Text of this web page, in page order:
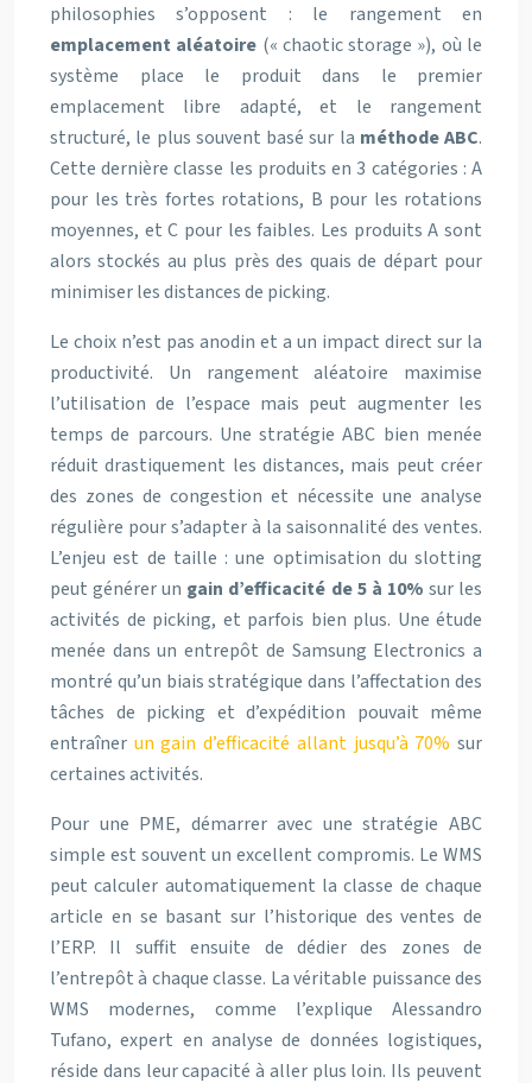
philosophies s’opposent : le rangement en
emplacement aléatoire (« chaotic storage »), où le
système place le produit dans le premier
emplacement libre adapté, et le rangement
structuré, le plus souvent basé sur la méthode ABC.
Cette dernière classe les produits en 3 catégories : A
pour les très fortes rotations, B pour les rotations
moyennes, et C pour les faibles. Les produits A sont
alors stockés au plus près des quais de départ pour
minimiser les distances de picking.
Le choix n’est pas anodin et a un impact direct sur la
productivité. Un rangement aléatoire maximise
l’utilisation de l’espace mais peut augmenter les
temps de parcours. Une stratégie ABC bien menée
réduit drastiquement les distances, mais peut créer
des zones de congestion et nécessite une analyse
régulière pour s’adapter à la saisonnalité des ventes.
L’enjeu est de taille : une optimisation du slotting
peut générer un gain d’efficacité de 5 à 10% sur les
activités de picking, et parfois bien plus. Une étude
menée dans un entrepôt de Samsung Electronics a
montré qu’un biais stratégique dans l’affectation des
tâches de picking et d’expédition pouvait même
entraîner un gain d’efficacité allant jusqu’à 70% sur
certaines activités.
Pour une PME, démarrer avec une stratégie ABC
simple est souvent un excellent compromis. Le WMS
peut calculer automatiquement la classe de chaque
article en se basant sur l’historique des ventes de
l’ERP. Il suffit ensuite de dédier des zones de
l’entrepôt à chaque classe. La véritable puissance des
WMS modernes, comme l’explique Alessandro
Tufano, expert en analyse de données logistiques,
réside dans leur capacité à aller plus loin. Ils peuvent